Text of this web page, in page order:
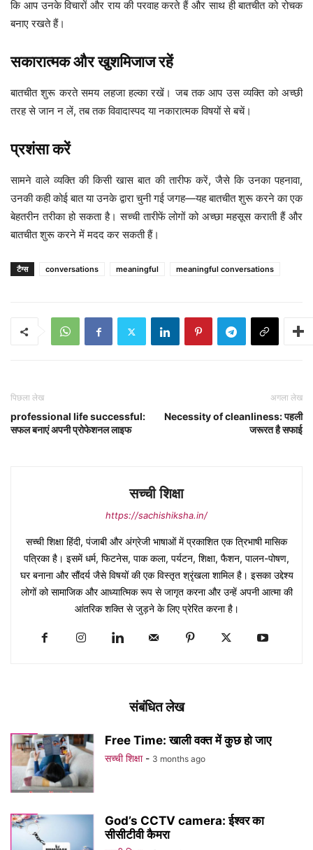
कि आप उनके विचारों और राय की परवाह करते हैं और साथ ही बातचीत को रोचक
बनाए रखते हैं।
सकारात्मक और खुशमिजाज रहें
बातचीत शुरू करते समय लहजा हल्का रखें। जब तक आप उस व्यक्ति को अच्छी
तरह से जान न लें, तब तक विवादास्पद या नकारात्मक विषयों से बचें।
प्रशंसा करें
सामने वाले व्यक्ति की किसी खास बात की तारीफ करें, जैसे कि उनका पहनावा,
उनकी कही कोई बात या उनके द्वारा चुनी गई जगह—यह बातचीत शुरू करने का एक
बेहतरीन तरीका हो सकता है। सच्ची तारीफें लोगों को अच्छा महसूस कराती हैं और
बातचीत शुरू करने में मदद कर सकती हैं।
टैग्स conversations meaningful meaningful conversations
पिछला लेख
professional life successful:
सफल बनाएं अपनी प्रोफेशनल लाइफ
अगला लेख
Necessity of cleanliness: पहली
जरूरत है सफाई
सच्ची शिक्षा
https://sachishiksha.in/
सच्ची शिक्षा हिंदी, पंजाबी और अंग्रेजी भाषाओं में प्रकाशित एक त्रिभाषी मासिक
पत्रिका है। इसमें धर्म, फिटनेस, पाक कला, पर्यटन, शिक्षा, फैशन, पालन-पोषण,
घर बनाना और सौंदर्य जैसे विषयों की एक विस्तृत श्रृंखला शामिल है। इसका उद्देश्य
लोगों को सामाजिक और आध्यात्मिक रूप से जागृत करना और उन्हें अपनी आत्मा की
आंतरिक शक्ति से जुड़ने के लिए प्रेरित करना है।
संबंधित लेख
Free Time: खाली वक्त में कुछ हो जाए
सच्ची शिक्षा - 3 months ago
God’s CCTV camera: ईश्वर का
सीसीटीवी कैमरा